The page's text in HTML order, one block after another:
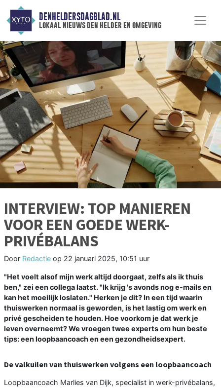
DENHELDERSDAGBLAD.NL
lokaal nieuws den helder en omgeving
INTERVIEW: TOP MANIEREN
VOOR EEN GOEDE WERK-
PRIVÉBALANS
Door Redactie op 22 januari 2025, 10:51 uur
"Het voelt alsof mijn werk altijd doorgaat, zelfs als ik thuis
ben," zei een collega laatst. "Ik krijg 's avonds nog e-mails en
kan het moeilijk loslaten." Herken je dit? In een tijd waarin
thuiswerken normaal is geworden, is het lastig om werk en
privé gescheiden te houden. Hoe voorkom je dat werk je
leven overneemt? We vroegen twee experts om hun beste
tips: een loopbaancoach en een gezondheidsexpert.
De valkuilen van thuiswerken volgens een loopbaancoach
Loopbaancoach Marlies van Dijk, specialist in werk-privébalans,